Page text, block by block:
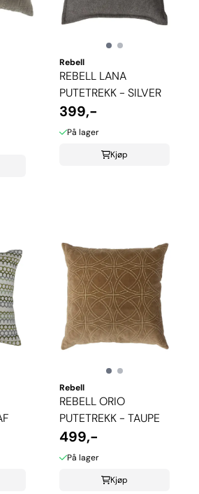
Rebell
REBELL LANA
PUTETREKK - SILVER
399,-
På lager
Kjøp
Rebell
REBELL ORIO
PUTETREKK - TAUPE
499,-
På lager
Kjøp